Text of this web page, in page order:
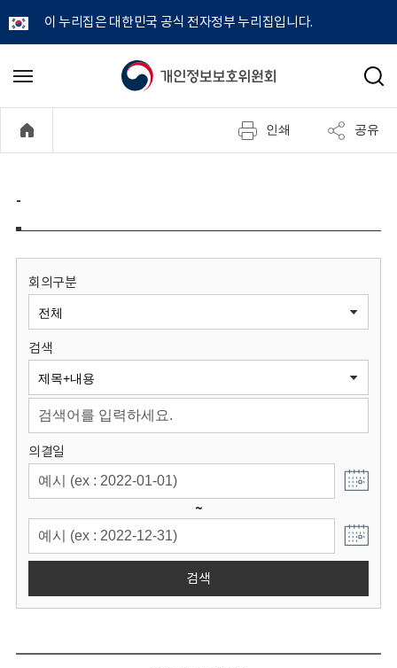
이 누리집은 대한민국 공식 전자정부 누리집입니다.
개
정
보
원
회
메
기
검
인쇄 공유
-
회의구분
검색
의결일
~
검색